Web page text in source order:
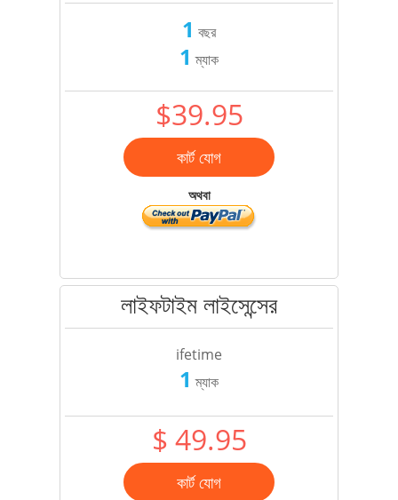
1 বছর
1 ম্যাক
$39.95
কার্ট যোগ
অথবা
লাইফটাইম লাইসেন্সের
ifetime
1 ম্যাক
$ 49.95
কার্ট যোগ